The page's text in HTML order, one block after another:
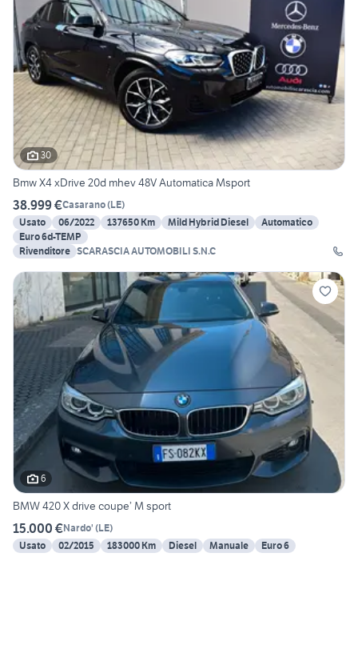
30
Bmw X4 xDrive 20d mhev 48V Automatica Msport
38.999 €Casarano(LE)
Usato
06/2022 137650 Km Mild Hybrid Diesel
Automatico
Euro 6d-TEMP
Rivenditore SCARASCIA AUTOMOBILI S.N.C
6
BMW 420 X drive coupe’ M sport
15.000 €Nardo' (LE)
Usato
02/2015 183000 Km Diesel Manuale Euro 6